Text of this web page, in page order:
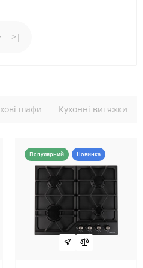
>|
шафи Кухонні витяжки
Популярний Новинка